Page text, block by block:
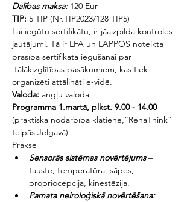
Dalības maksa: 120 Eur
TIP: 5 TIP (Nr.TIP2023/128 TIP5)
Lai iegūtu sertifikātu, ir jāaizpilda kontroles
jautājumi. Tā ir LFA un LĀPPOS noteikta
prasība sertifikāta iegūšanai par
tālākizglītības pasākumiem, kas tiek
organizēti attālināti e-vidē.
Valoda: angļu valoda
Programma 1.martā, plkst. 9.00 - 14.00
(praktiskā nodarbība klātienē,”RehaThink”
telpās Jelgavā)
Prakse
Sensorās sistēmas novērtējums –
tauste, temperatūra, sāpes,
propriocepcija, kinestēzija.
Pamata neiroloģiskā novērtēšana: